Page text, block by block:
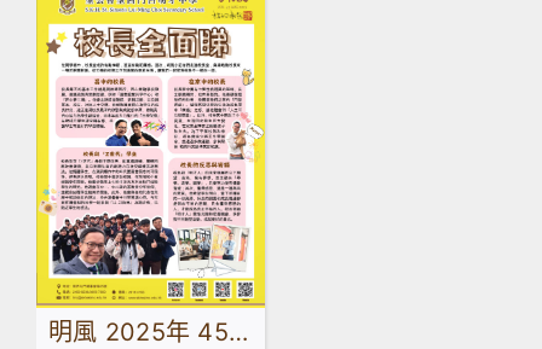
明風 2025年 45